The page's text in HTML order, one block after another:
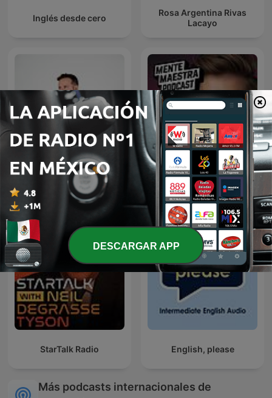
Inglés desde cero
Rosa Argentina Rivas
Lacayo
Diego Ruzzarin Mente Maestra Podcast
StarTalk Radio English, please
Más podcasts internacionales de
DESCARGAR APP